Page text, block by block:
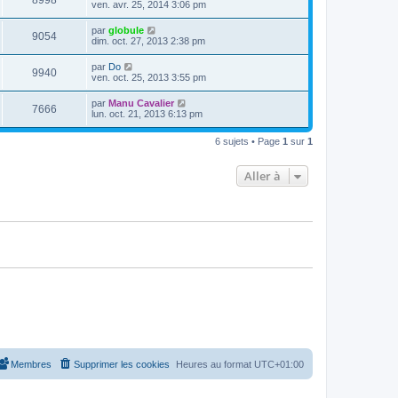
e
s
s
a
g
e
e
r
m
e
s
s
a
g
e
u
s
e
i
e
r
m
e
s
s
a
g
e
ven. avr. 25, 2014 3:06 pm
9054V
u
D
e
i
e
r
m
e
s
s
par globule
dim. oct. 27, 2013 2:38 pm
9940V
u
D
e
i
e
r
par Do
ven. oct. 25, 2013 3:55 pm
7666
u
D
e
n
a
par Manu Cavalier
lun. oct. 21, 2013 6:13 pm
6 sujets • Page 1 sur 1
Aller à
Heures au format UTC+01:00
Supprimer les cookies
Membres